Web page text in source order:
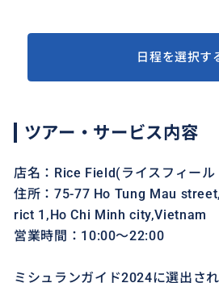
日程を選択す
ツアー・サービス内容
店名：Rice Field(ライスフィール
住所：75-77 Ho Tung Mau
rict 1,Ho Chi Minh city,Vietnam
営業時間：10:00～22:00
ミシュランガイド2024に選出さ